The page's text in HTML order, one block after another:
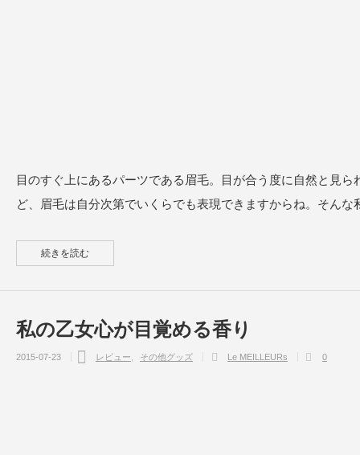
目のすぐ上にあるパーツである眉毛。目が合う度に自然と見
ど、眉毛は自分次第でいくらでも表現できますからね。そん
続きを読む
私の乙女心が目覚める香り
2015-07-23 レビュー その他グッズ Le MEILLEURs 0